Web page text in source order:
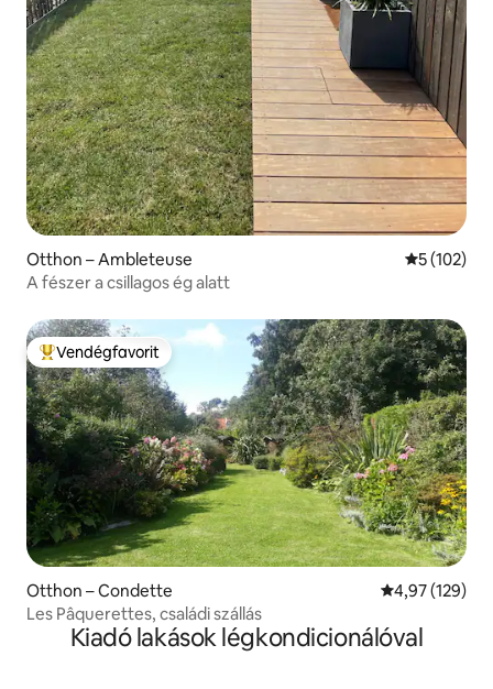
Otthon – Ambleteuse Átlagos
5 (102)
A fészer a csillagos ég alatt
Kiemelt vendégfavorit
Vendégfavorit
Otthon – Condette Átlagos
4,97 (129)
Les Pâquerettes, családi szállás
Kiadó lakások légkondicionálóval